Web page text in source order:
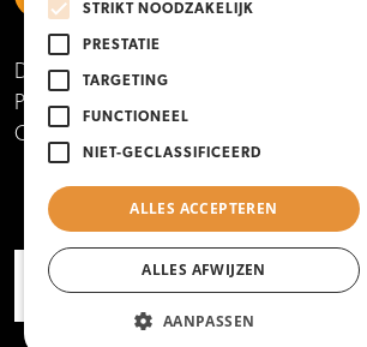
https://www.linkedin.com/school/
https://www.instagram.com/
https://www.facebook.com/
Disclaimer
Privacy- en cookieverklaring
Copyright 2025
STRIKT NOODZAKELIJK
PRESTATIE
TARGETING
FUNCTIONEEL
NIET-GECLASSIFICEERD
ALLES ACCEPTEREN
ALLES AFWIJZEN
AANPASSEN